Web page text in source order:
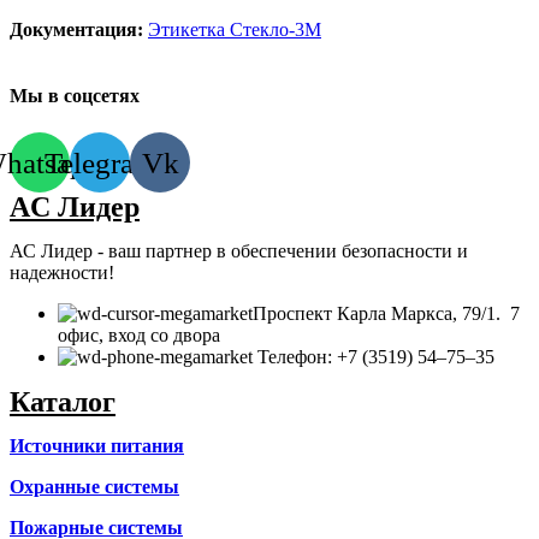
Документация: Этикетка Стекло-3М
Мы в соцсетях
TelegramVk
AC Лидер
АС Лидер - ваш партнер в обеспечении безопасности и
надежности!
​Проспект Карла Маркса, 79/1. 7
офис, вход со двора
Телефон: +7 (3519) 54‒75‒35
Каталог
Источники питания
Охранные системы
Пожарные системы